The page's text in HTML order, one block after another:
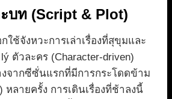
ะบท (Script & Plot)
ใช้จังหวะการเล่าเรื่องที่สุขุมและ
ตัวละคร (Character-driven)
จากซีซั่นแรกที่มีการกระโดดข้าม
หลายครั้ง การเดินเรื่องที่ช้าลงนี้